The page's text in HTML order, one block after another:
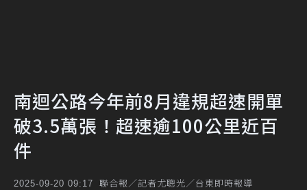
南迴公路今年前8月違規超速開單
破3.5萬張！超速逾100公里近百
件
2025-09-20 09:17 聯合報／記者尤聰光／台東即時報導